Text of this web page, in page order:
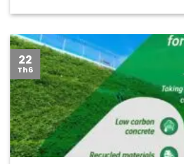
22
Th6